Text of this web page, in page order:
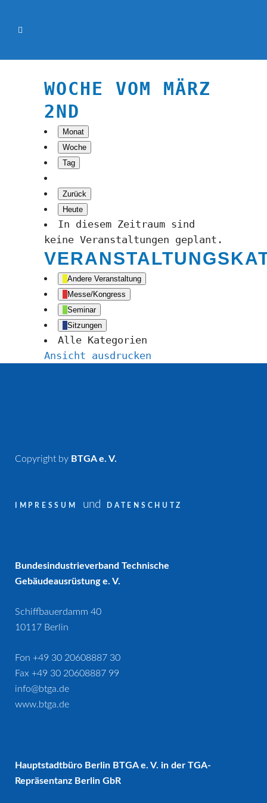
WOCHE VOM MÄRZ
2ND
Monat
Woche
Tag
Zurück
Heute
In diesem Zeitraum sind
keine Veranstaltungen geplant.
Andere Veranstaltung
Messe/Kongress
Seminar
Sitzungen
Alle Kategorien
Ansicht ausdrucken
Copyright by BTGA e. V.
IMPRESSUM und DATENSCHUTZ
Bundesindustrieverband Technische
Gebäudeausrüstung e. V.
Schiffbauerdamm 40
10117 Berlin
Fon +49 30 20608887 30
Fax +49 30 20608887 99
info@btga.de
www.btga.de
Hauptstadtbüro Berlin BTGA e. V. in der TGA-
Repräsentanz Berlin GbR